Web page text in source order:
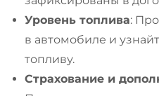
Уровень топлива:
в автомобиле и
топливу.
Страхование и